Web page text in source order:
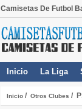
Camisetas De Futbol
Inicio La Liga
Inicio / Otros Clubes /